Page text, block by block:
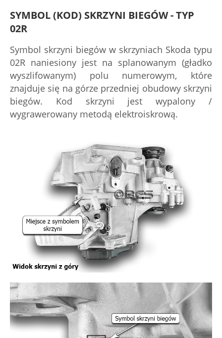
SYMBOL (KOD) SKRZYNI BIEGÓW - TYP
02R
Symbol skrzyni biegów w skrzyniach Skoda typu
02R naniesiony jest na splanowanym (gładko
wyszlifowanym) polu numerowym, które
znajduje się na górze przedniej obudowy skrzyni
biegów. Kod skrzyni jest wypalony /
wygrawerowany metodą elektroiskrową.